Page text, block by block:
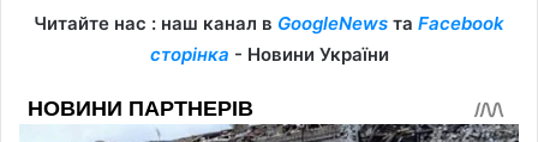
Читайте нас : наш канал в GoogleNews та Facebook
сторінка - Новини України